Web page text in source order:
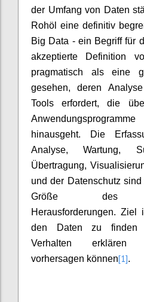
der Umfang von Daten
Rohöl eine definitiv
Big Data - ein Begriff für
akzeptierte Definition
pragmatisch als eine
gesehen, deren
Tools erfordert, die
hinausgeht. Die
Analyse, Wartung,
Übertragung,
und der Datenschutz
Größe des
Herausforderungen. Ziel
den Daten zu finden
Verhalten erklären
vorhersagen können[1].